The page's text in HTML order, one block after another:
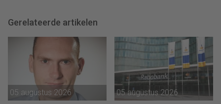
Gerelateerde artikelen
05 augustus 2026 05 augustus 2026